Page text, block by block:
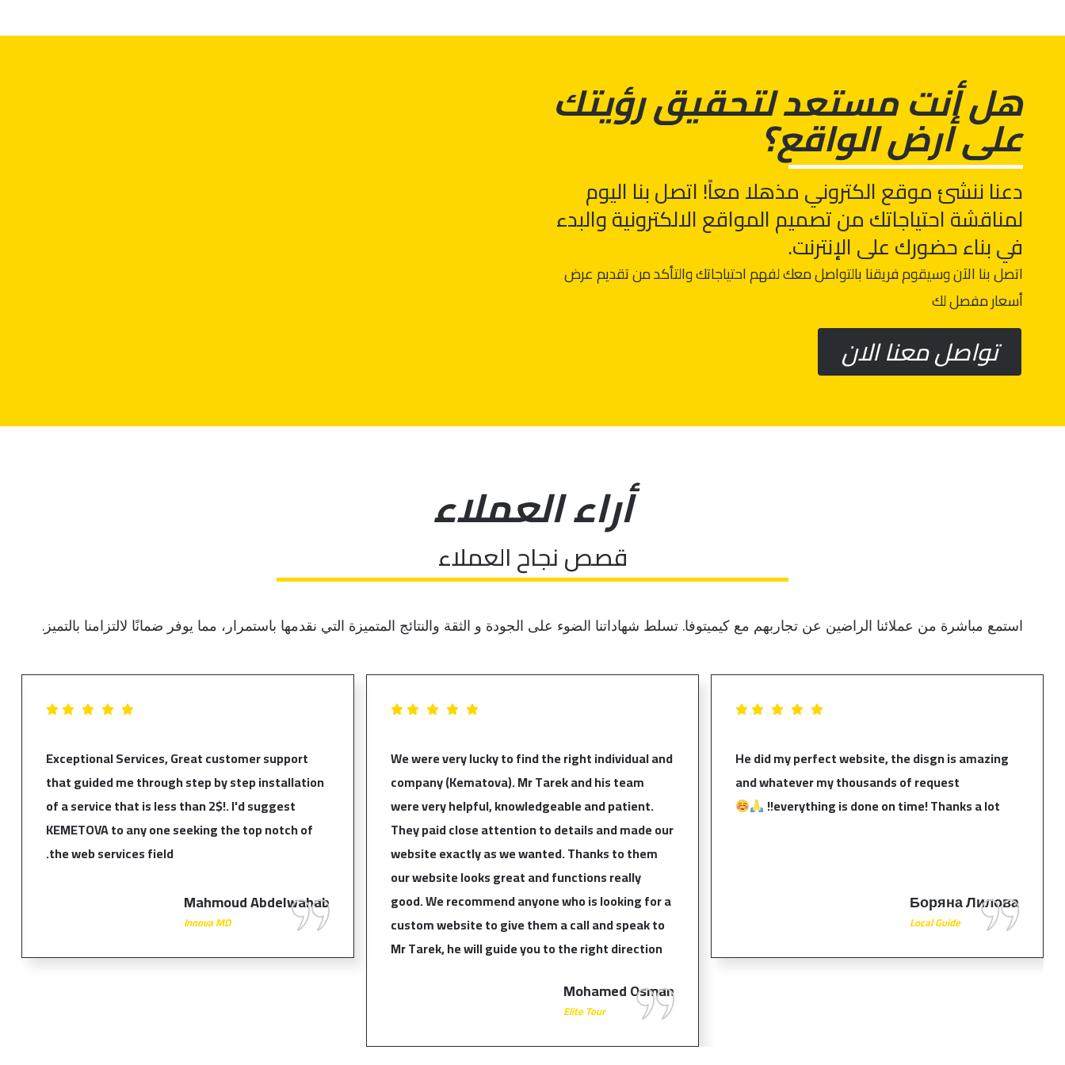
هل أنت مستعد لتحقيق رؤيتك
على أرض الواقع؟
دعنا ننشئ موقع الكتروني مذهلا معاً! اتصل بنا اليوم
لمناقشة احتياجاتك من تصميم المواقع الالكترونية والبدء
في بناء حضورك على الإنترنت.
اتصل بنا الآن وسيقوم فريقنا بالتواصل معك لفهم احتياجاتك والتأكد من تقديم عرض
أسعار مفصل لك
تواصل معنا الان
أراء العملاء
قصص نجاح العملاء
استمع مباشرة من عملائنا الراضين عن تجاربهم مع كيميتوفا. تسلط شهاداتنا الضوء على الجودة و الثقة والنتائج المتميزة التي نقدمها باستمرار، مما يوفر ضمانًا لالتزامنا بالتميز.
He did my perfect website, the disgn is amazing
and whatever my thousands of request
everything is done on time! Thanks a lot!!
Боряна Лилова
Local Guide
We were very lucky to find the right individual and
company (Kematova). Mr Tarek and his team
were very helpful, knowledgeable and patient.
They paid close attention to details and made our
website exactly as we wanted. Thanks to them
our website looks great and functions really
good. We recommend anyone who is looking for a
custom website to give them a call and speak to
Mr Tarek, he will guide you to the right direction
Mohamed Osman
Elite Tour
Exceptional Services, Great customer support
that guided me through step by step installation
of a service that is less than 2$!. I'd suggest
KEMETOVA to any one seeking the top notch of
the web services field.
Mahmoud Abdelwahab
Innova MD